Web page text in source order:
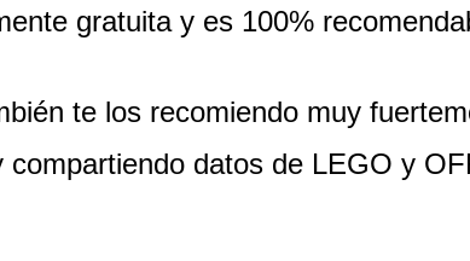
gratuita y es 100%
te los recomiendo muy
datos de LEGO y